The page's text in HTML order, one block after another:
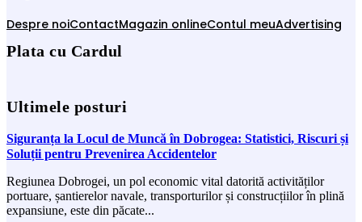
Despre noiContactMagazin onlineContul meuAdvertising
Plata cu Cardul
Ultimele posturi
Siguranța la Locul de Muncă în Dobrogea: Statistici, Riscuri și
Soluții pentru Prevenirea Accidentelor
Regiunea Dobrogei, un pol economic vital datorită activităților
portuare, șantierelor navale, transporturilor și construcțiilor în plină
expansiune, este din păcate...